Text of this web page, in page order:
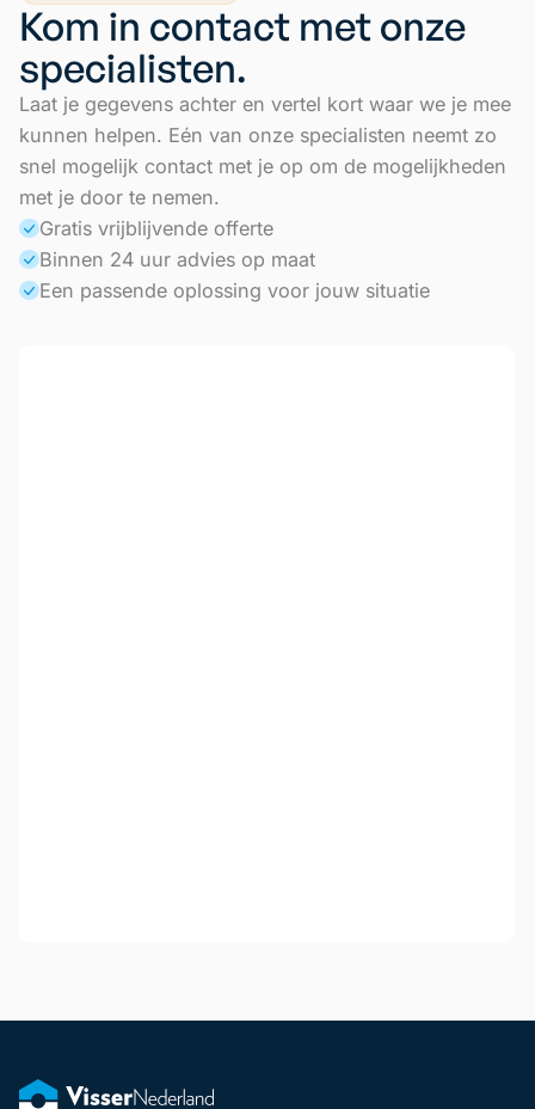
Kom in contact met onze
specialisten.
Laat je gegevens achter en vertel kort waar we je mee
kunnen helpen. Eén van onze specialisten neemt zo
snel mogelijk contact met je op om de mogelijkheden
met je door te nemen.
Gratis vrijblijvende offerte
Binnen 24 uur advies op maat
Een passende oplossing voor jouw situatie